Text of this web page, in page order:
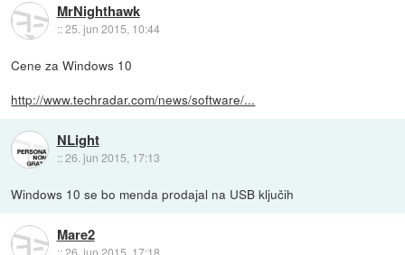
MrNighthawk
::25. jun 2015, 10:44
Cene za Windows 10
http://www.techradar.com/news/software/...
NLight
::26. jun 2015, 17:13
Windows 10 se bo menda prodajal na USB ključih
Mare2